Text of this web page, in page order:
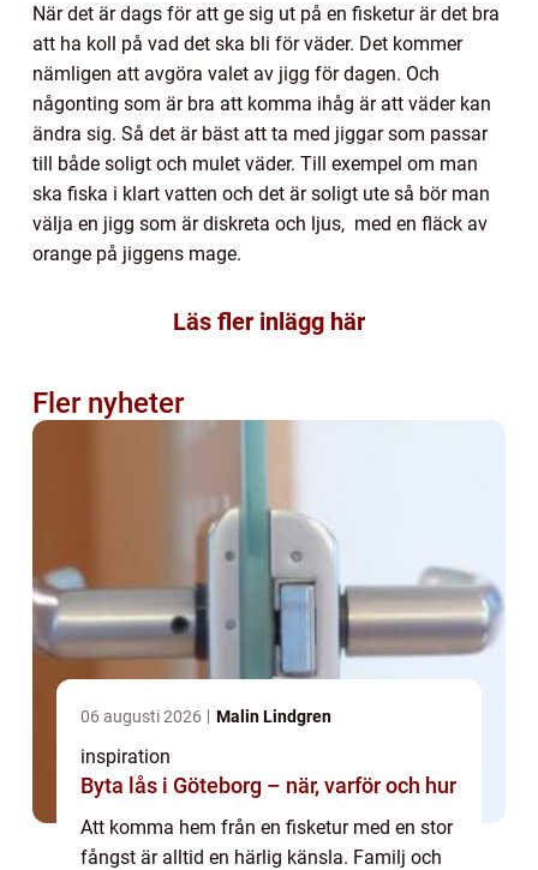
När det är dags för att ge sig ut på en fisketur är det bra
att ha koll på vad det ska bli för väder. Det kommer
nämligen att avgöra valet av jigg för dagen. Och
någonting som är bra att komma ihåg är att väder kan
ändra sig. Så det är bäst att ta med jiggar som passar
till både soligt och mulet väder. Till exempel om man
ska fiska i klart vatten och det är soligt ute så bör man
välja en jigg som är diskreta och ljus, med en fläck av
orange på jiggens mage.
Läs fler inlägg här
Fler nyheter
06 augusti 2026 Malin Lindgren
inspiration
Byta lås i Göteborg – när, varför och hur
Att komma hem från en fisketur med en stor
fångst är alltid en härlig känsla. Familj och